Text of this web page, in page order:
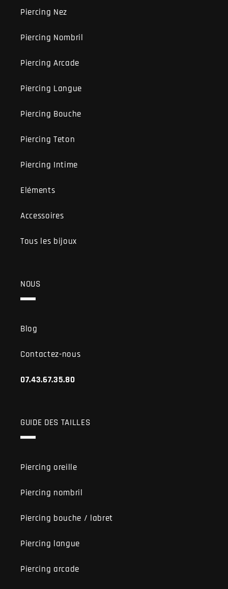
Piercing Nez
Piercing Nombril
Piercing Arcade
Piercing Langue
Piercing Bouche
Piercing Teton
Piercing Intime
Eléments
Accessoires
Tous les bijoux
NOUS
Blog
Contactez-nous
07.43.67.35.80
GUIDE DES TAILLES
Piercing oreille
Piercing nombril
Piercing bouche / labret
Piercing langue
Piercing arcade